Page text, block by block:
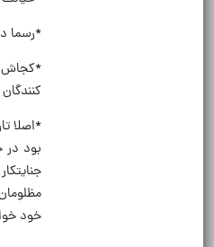
*رسما
*کجاش
*اصلا
بود در
خود